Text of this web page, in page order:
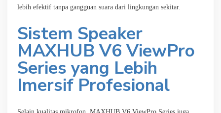
lebih efektif tanpa gangguan suara dari lingkungan sekitar.
Sistem Speaker
MAXHUB V6 ViewPro
Series yang Lebih
Imersif Profesional